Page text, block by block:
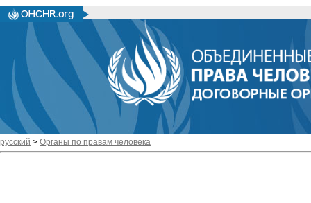
русский > Органы по правам человека